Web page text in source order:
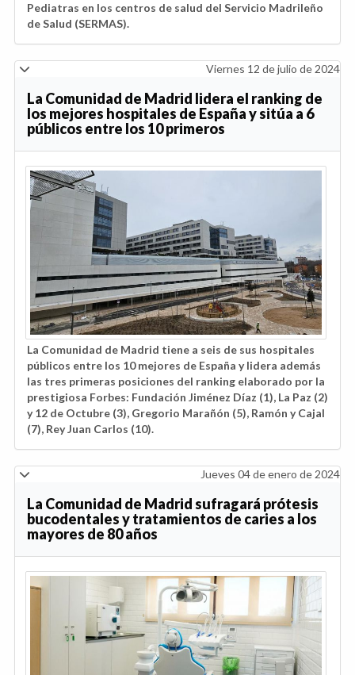
Pediatras en los centros de salud del Servicio Madrileño
de Salud (SERMAS).
Viernes 12 de julio de 2024
La Comunidad de Madrid lidera el ranking de
los mejores hospitales de España y sitúa a 6
públicos entre los 10 primeros
La Comunidad de Madrid tiene a seis de sus hospitales
públicos entre los 10 mejores de España y lidera además
las tres primeras posiciones del ranking elaborado por la
prestigiosa Forbes: Fundación Jiménez Díaz (1), La Paz (2)
y 12 de Octubre (3), Gregorio Marañón (5), Ramón y Cajal
(7), Rey Juan Carlos (10).
Jueves 04 de enero de 2024
La Comunidad de Madrid sufragará prótesis
bucodentales y tratamientos de caries a los
mayores de 80 años